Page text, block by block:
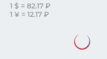
1 $ = 82.17 ₽
1 ¥ = 12.17 ₽